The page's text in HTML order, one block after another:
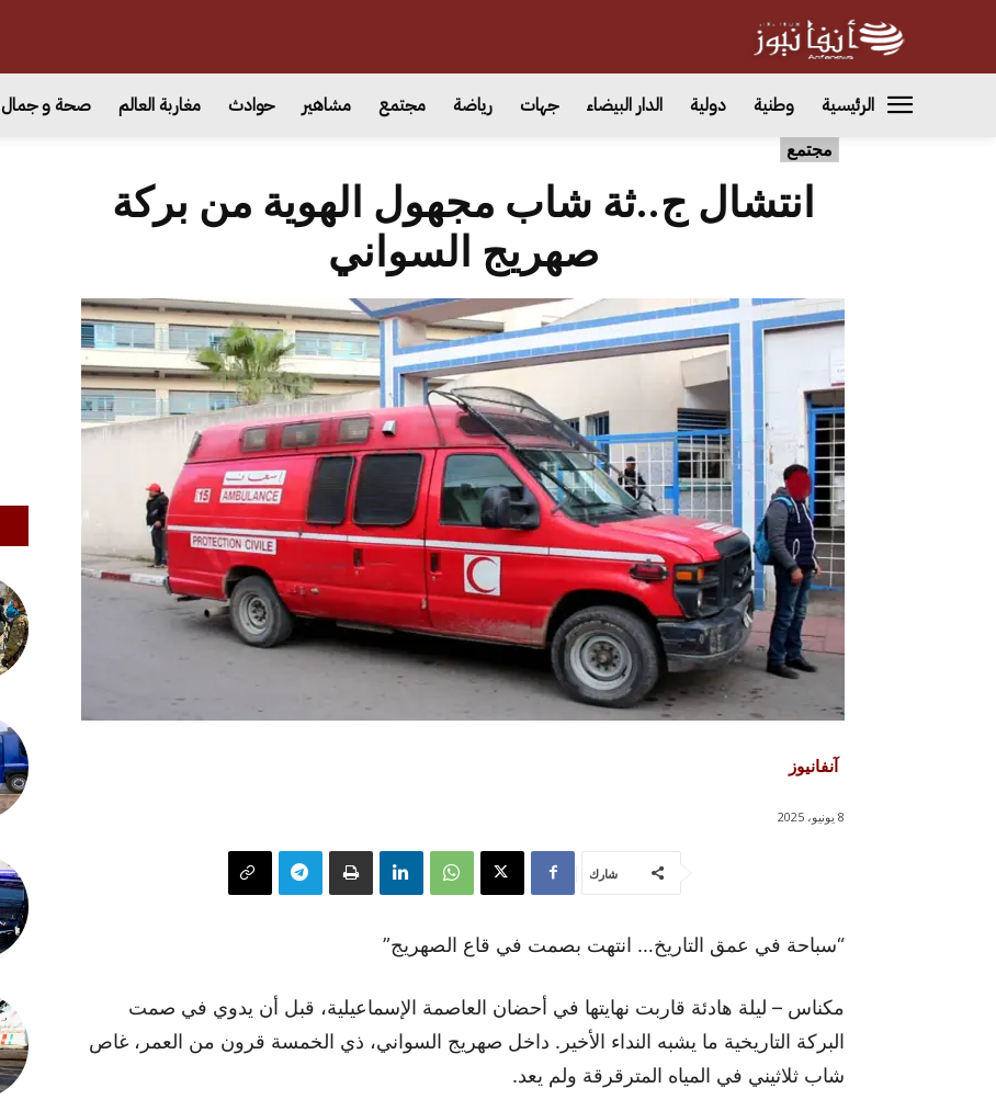
الرئيسية وطنية دولية الدار البيضاء جهات رياضة مجتمع مشاهير حوادث مغاربة العالم صحة و جمال
مجتمع
انتشال ج..ثة شاب مجهول الهوية من بركة
صهريج السواني
آنفانيوز
8 يونيو، 2025
شارك
“سباحة في عمق التاريخ… انتهت بصمت في قاع الصهريج”
مكناس – ليلة هادئة قاربت نهايتها في أحضان العاصمة الإسماعيلية، قبل أن يدوي في صمت
البركة التاريخية ما يشبه النداء الأخير. داخل صهريج السواني، ذي الخمسة قرون من العمر، غاص
شاب ثلاثيني في المياه المترقرقة ولم يعد.